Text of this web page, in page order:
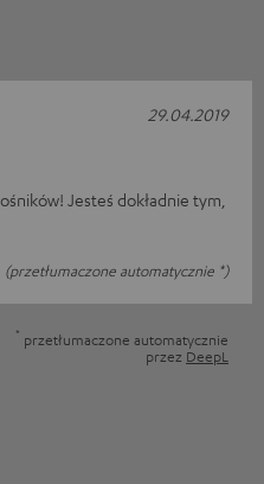
Jesteś dokładnie tym,
(przetłumaczone automatycznie *)
29.04.2019
* przetłumaczone automatycznie
przez DeepL